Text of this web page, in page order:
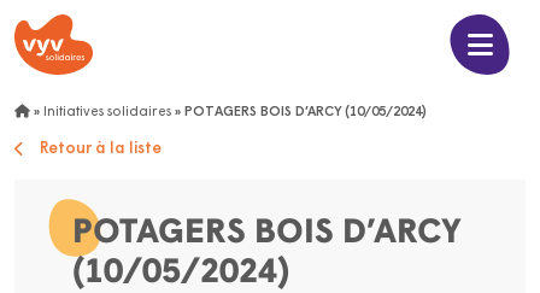
» Initiatives solidaires » POTAGERS BOIS D’ARCY (10/05/2024)
Retour à la liste
POTAGERS BOIS D’ARCY
(10/05/2024)